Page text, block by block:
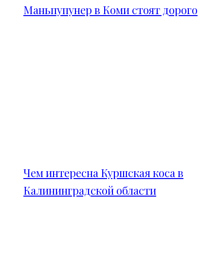
Маньпупунер в Коми стоят дорого
Чем интересна Куршская коса в
Калининградской области